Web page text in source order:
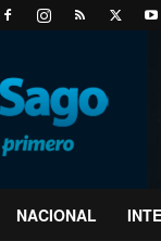
NACIONAL